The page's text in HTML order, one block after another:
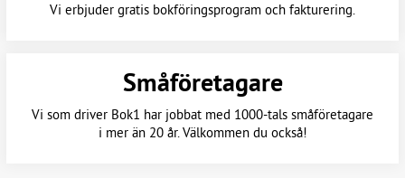
Vi erbjuder gratis bokföringsprogram och fakturering.
Småföretagare
Vi som driver Bok1 har jobbat med 1000-tals småföretagare
i mer än 20 år. Välkommen du också!